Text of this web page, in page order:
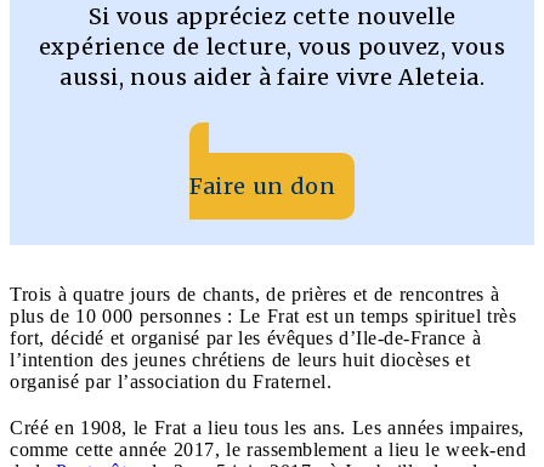
Si vous appréciez cette nouvelle
expérience de lecture, vous pouvez, vous
aussi, nous aider à faire vivre Aleteia.
Faire un don
Trois à quatre jours de chants, de prières et de rencontres à
plus de 10 000 personnes : Le Frat est un temps spirituel très
fort, décidé et organisé par les évêques d’Ile-de-France à
l’intention des jeunes chrétiens de leurs huit diocèses et
organisé par l’association du Fraternel.
Créé en 1908, le Frat a lieu tous les ans. Les années impaires,
comme cette année 2017, le rassemblement a lieu le week-end